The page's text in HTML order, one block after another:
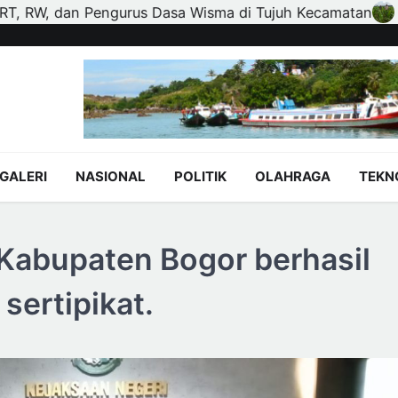
Polisi dan Petani di Kandis Kawal Jagung 12
GALERI NASIONAL POLITIK OLAHRAGA
Bogor berhasil
sertipikat.